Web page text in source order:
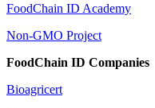
FoodChain ID Academy
Non-GMO Project
FoodChain ID Companies
Bioagricert